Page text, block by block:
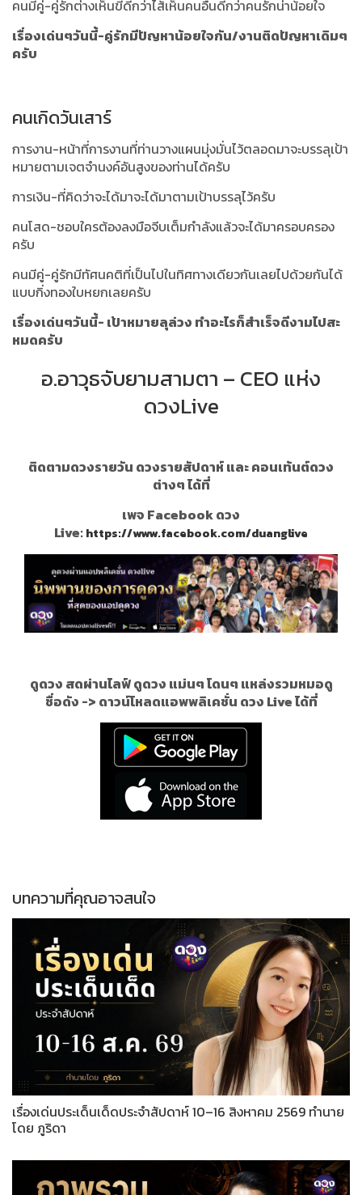
คนมีคู่-คู่รักต่างเห็นขี้ดีกว่าไส้เห็นคนอื่นดีกว่าคนรักน่าน้อยใจ
เรื่องเด่นๆวันนี้-คู่รักมีปัญหาน้อยใจกัน/งานติดปัญหาเดิมๆ
ครับ
คนเกิดวันเสาร์
การงาน-หน้าที่การงานที่ท่านวางแผนมุ่งมั่นไว้ตลอดมาจะบรรลุเป้า
หมายตามเจตจำนงค์อันสูงของท่านได้ครับ
การเงิน-ที่คิดว่าจะได้มาจะได้มาตามเป้าบรรลุไว้ครับ
คนโสด-ชอบใครต้องลงมือจีบเต็มกำลังแล้วจะได้มาครอบครอง
ครับ
คนมีคู่-คู่รักมีทัศนคติที่เป็นไปในทิศทางเดียวกันเลยไปด้วยกันได้
แบบกิ่งทองใบหยกเลยครับ
เรื่องเด่นๆวันนี้- เป้าหมายลุล่วง ทำอะไรก็สำเร็จดีงามไปสะ
หมดครับ
อ.อาวุธจับยามสามตา – CEO แห่ง
ดวงLive
ติดตามดวงรายวัน ดวงรายสัปดาห์ และ คอนเท้นต์ดวง
ต่างๆ ได้ที่
เพจ Facebook ดวง
Live:https://www.facebook.com/duanglive
ดูดวง สดผ่านไลฟ์ ดูดวง แม่นๆ โดนๆ แหล่งรวมหมอดู
ชื่อดัง -> ดาวน์โหลดแอพพลิเคชั่น ดวง Live ได้ที่
บทความที่คุณอาจสนใจ
เรื่องเด่นประเด็นเด็ดประจำสัปดาห์ 10–16 สิงหาคม 2569 ทำนาย
โดย ภูริดา